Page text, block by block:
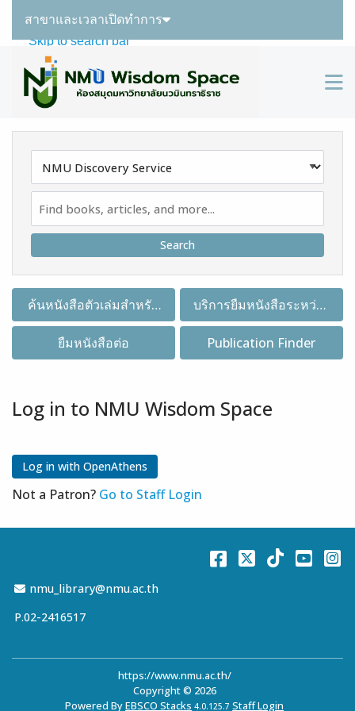
Skip to main navigation
Skip to search bar
Skip to main content
Skip to footer
สาขาและเวลาเปิดทำการ
Type
Discovery
Service
ค้นหนังสือตัวเล่มสำหรับ
ยืมคืน
บริการยืมหนังสือระหว่าง
ห้องสมุด
ยืมหนังสือต่อ Publication Finder
Log in to NMU Wisdom Space
Not a Patron? Go to Staff Login
Email Address
nmu_library@nmu.ac.th
P.02-2416517
Facebook
TwitterTikTok
https://www.nmu.ac.th/
Copyright © 2026
Powered ByEBSCO Stacks 4.0.125.7 Staff Login